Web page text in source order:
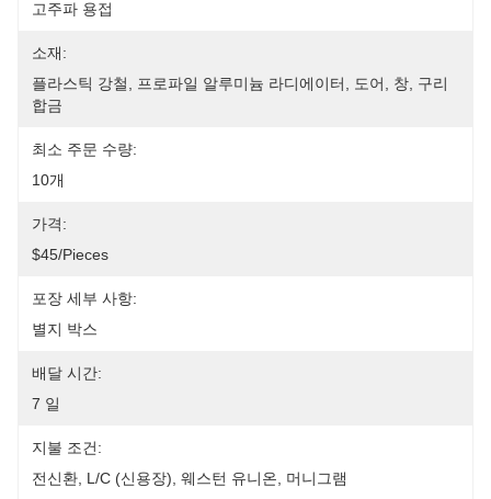
고주파 용접
소재:
플라스틱 강철, 프로파일 알루미늄 라디에이터, 도어, 창, 구리
합금
최소 주문 수량:
10개
가격:
$45/pieces
포장 세부 사항:
별지 박스
배달 시간:
7 일
지불 조건:
전신환, L/C (신용장), 웨스턴 유니온, 머니그램